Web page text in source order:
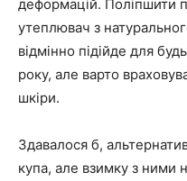
деформацій. Поліпшити
утеплювач з
відмінно підійде для
року, але варто
шкіри.
Здавалося б,
купа, але взимку з ними